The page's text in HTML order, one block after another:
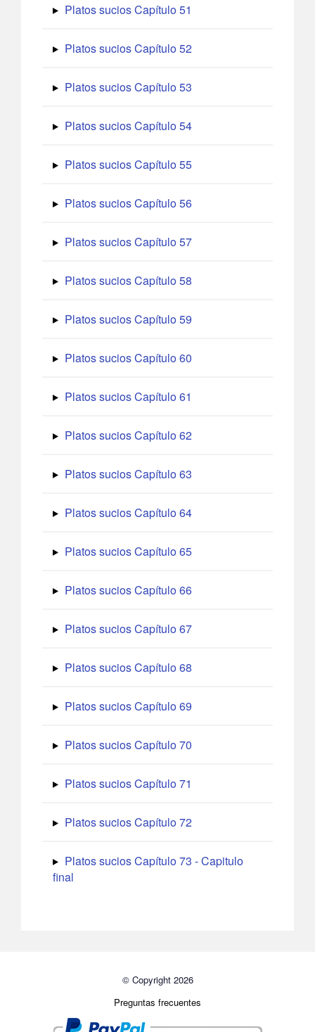
Platos sucios Capítulo 51
Platos sucios Capítulo 52
Platos sucios Capítulo 53
Platos sucios Capítulo 54
Platos sucios Capítulo 55
Platos sucios Capítulo 56
Platos sucios Capítulo 57
Platos sucios Capítulo 58
Platos sucios Capítulo 59
Platos sucios Capítulo 60
Platos sucios Capítulo 61
Platos sucios Capítulo 62
Platos sucios Capítulo 63
Platos sucios Capítulo 64
Platos sucios Capítulo 65
Platos sucios Capítulo 66
Platos sucios Capítulo 67
Platos sucios Capítulo 68
Platos sucios Capítulo 69
Platos sucios Capítulo 70
Platos sucios Capítulo 71
Platos sucios Capítulo 72
Platos sucios Capítulo 73 - Capitulo
final
© Copyright 2026
Preguntas frecuentes